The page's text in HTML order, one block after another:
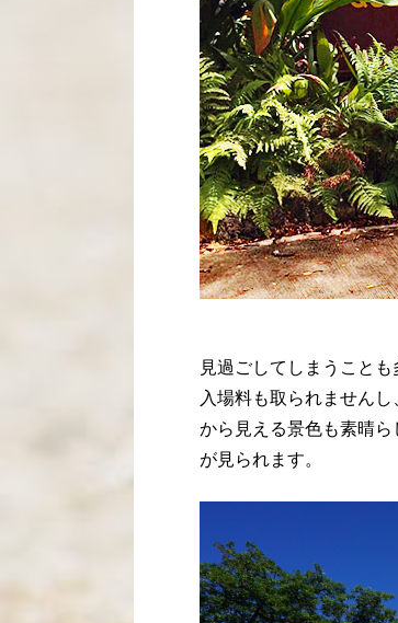
見過ごしてしまうこと
入場料も取られません
から見える景色も素晴
が見られます。